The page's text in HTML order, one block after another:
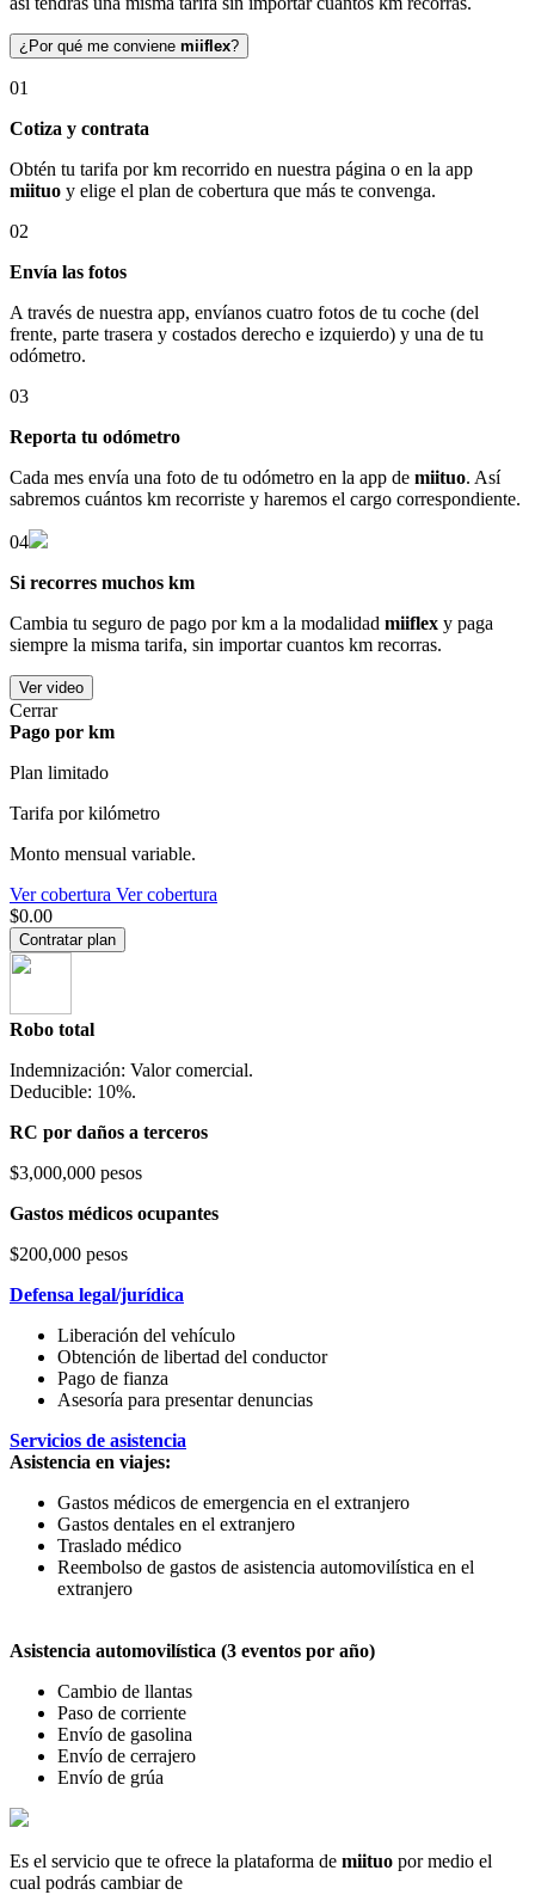
¿Por qué me conviene miiflex?
01
Cotiza y contrata
Obtén tu tarifa por km recorrido en nuestra página o en la app
miituo y elige el plan de cobertura que más te convenga.
02
Envía las fotos
A través de nuestra app, envíanos cuatro fotos de tu coche (del
frente, parte trasera y costados derecho e izquierdo) y una de tu
odómetro.
03
Reporta tu odómetro
Cada mes envía una foto de tu odómetro en la app de miituo. Así
sabremos cuántos km recorriste y haremos el cargo correspondiente.
04
Si recorres muchos km
Cambia tu seguro de pago por km a la modalidad miiflex y paga
siempre la misma tarifa, sin importar cuantos km recorras.
Ver video
Cerrar
Pago por km
Plan limitado
Tarifa por kilómetro
Monto mensual variable.
Ver cobertura Ver cobertura
$0.00
Contratar plan
Robo total
Indemnización: Valor comercial.
Deducible: 10%.
RC por daños a terceros
$3,000,000 pesos
Gastos médicos ocupantes
$200,000 pesos
Defensa legal/jurídica
Liberación del vehículo
Obtención de libertad del conductor
Pago de fianza
Asesoría para presentar denuncias
Servicios de asistencia
Asistencia en viajes:
Gastos médicos de emergencia en el extranjero
Gastos dentales en el extranjero
Traslado médico
Reembolso de gastos de asistencia automovilística en el
extranjero
Asistencia automovilística (3 eventos por año)
Cambio de llantas
Paso de corriente
Envío de gasolina
Envío de cerrajero
Envío de grúa
Es el servicio que te ofrece la plataforma de miituo por medio el
cual podrás cambiar de